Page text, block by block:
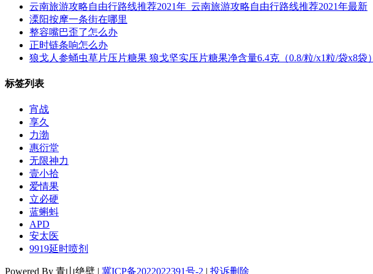
云南旅游攻略自由行路线推荐2021年_云南旅游攻略自由行路线推荐2021年最新
溧阳按摩一条街在哪里
整容嘴巴歪了怎么办
正时链条响怎么办
狼戈人参蛹虫草片压片糖果 狼戈坚实压片糖果净含量6.4克（0.8/粒/x1粒/袋x8袋）
标签列表
宵战
享久
力渤
惠衍堂
无限神力
壹小拾
爱情果
立必硬
蓝蝌蚪
APD
安太医
9919延时喷剂
Powered By 青山绝壁 | 冀ICP备2022022391号-2 | 投诉删除